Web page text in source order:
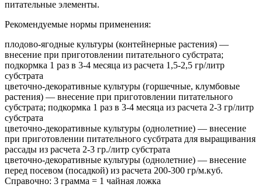
питательные элементы.
Рекомендуемые нормы применения:
плодово-ягодные культуры (контейнерные растения) —
внесение при приготовлении питательного субстрата;
подкормка 1 раз в 3-4 месяца из расчета 1,5-2,5 гр/литр
субстрата
цветочно-декоративные культуры (горшечные, клумбовые
растения) — внесение при приготовлении питательного
субстрата; подкормка 1 раз в 3-4 месяца из расчета 2-3 гр/литр
субстрата
цветочно-декоративные культуры (однолетние) — внесение
при приготовлении питательного сусбтрата для выращивания
рассады из расчета 2-3 гр./литр субстрата
цветочно-декоративные культуры (однолетние) — внесение
перед посевом (посадкой) из расчета 200-300 гр/м.куб.
Справочно: 3 грамма = 1 чайная ложка